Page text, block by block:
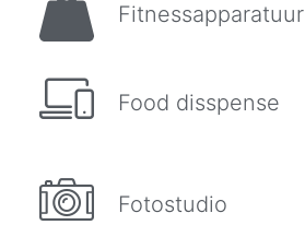
Fitnessapparatuur
Food disspense
Fotostudio